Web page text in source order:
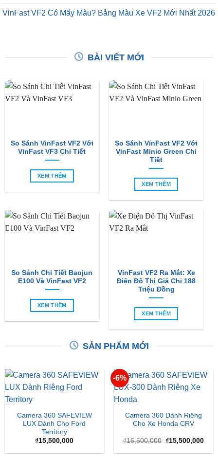
VinFast VF2 Có Mấy Màu? Bảng Màu Xe VF2 Mới Nhất 2026
BÀI VIẾT MỚI
So Sánh VinFast VF2 Với
VinFast VF3 Chi Tiết
XEM THÊM
So Sánh VinFast VF2 Với
VinFast Minio Green Chi
Tiết
XEM THÊM
So Sánh Chi Tiết Baojun
E100 Và VinFast VF2
XEM THÊM
VinFast VF2 Ra Mắt: Xe
Điện Đô Thị Giá Chỉ 188
Triệu Đồng
XEM THÊM
SẢN PHẨM MỚI
Camera 360 SAFEVIEW
LUX Dành Cho Ford
Territory
₫15,500,000
-6%
Camera 360 Dành Riêng
Cho Xe Honda CRV
₫16,500,000 Giá
là:
₫15,500,000Giá
tại